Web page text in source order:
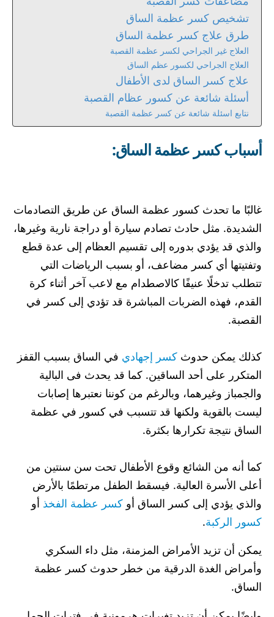
تشخيص كسر عظمة الساق
طرق علاج كسر عظمة الساق
العلاج غير الجراحي لكسر عظمة القصبة
العلاج الجراحي لكسور عظم الساق
علاج كسر الساق لدى الأطفال
أسئلة شائعة عن كسور عظام القصبة
نتابع اسئلة شائعة عن كسر عظمة القصبة
أسباب كسر عظمة الساق:
غالبًا ما تحدث كسور عظمة الساق عن طريق التصادمات
الشديدة. مثل حادث تصادم سيارة أو دراجة نارية وغيرها،
والذي قد يؤدي بدوره إلى تقسيم العظام إلى عدة قطع
وتفتيتها أي كسر مضاعف، أو بسبب الرياضات التي
تتطلب تدخلًا عنيفًا كالاصطدام مع لاعب آخر أثناء كرة
القدم، فهذه الضربات المباشرة قد تؤدي إلى كسر في
القصبة.
كذلك يمكن حدوث كسر إجهادي في الساق بسبب القفز
المتكرر على أحد الساقين. كما قد يحدث فى البالية
والجمباز وغيرهما، وبالرغم من كوننا نعتبرها إصابات
ليست بالقوية ولكنها قد تتسبب في كسور في عظمة
الساق نتيجة تكرارها بكثرة.
كما أنه من الشائع وقوع الأطفال تحت سن سنتين من
أعلى الأسرة العالية. فيسقط الطفل مرتطمًا بالأرض
والذي يؤدي إلى كسر الساق أو كسر عظمة الفخذ أو
كسور الركبة.
يمكن أن تزيد الأمراض المزمنة، مثل داء السكري
وأمراض الغدة الدرقية من خطر حدوث كسر عظمة
الساق.